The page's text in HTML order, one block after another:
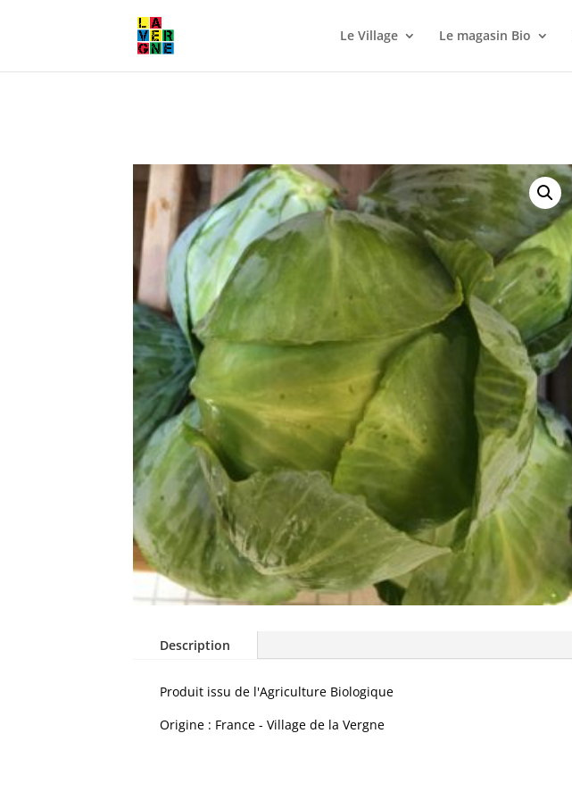
Le Village Le magasin Bio
Description
Produit issu de l'Agriculture Biologique
Origine : France - Village de la Vergne